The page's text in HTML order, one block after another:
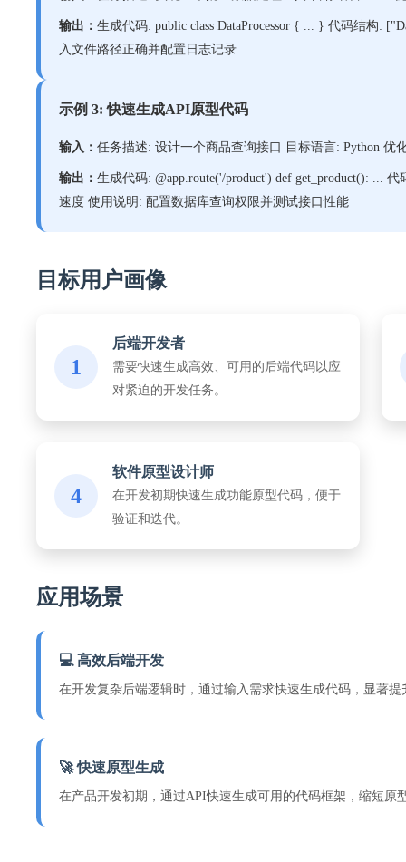
输出： 生成代码: public class DataProcessor { ... } 代码结构:
入文件路径正确并配置日志记录
示例 3: 快速生成API原型代码
输入： 任务描述: 设计一个商品查询接口 目标语言: Python 优
输出： 生成代码: @app.route('/product') def get_product(): ...
速度 使用说明: 配置数据库查询权限并测试接口性能
目标用户画像
1
后端开发者
需要快速生成高效、可用的后端代码以应
对紧迫的开发任务。
4
软件原型设计师
在开发初期快速生成功能原型代码，便于
验证和迭代。
应用场景
💻 高效后端开发
在开发复杂后端逻辑时，通过输入需求快速生成代码，显著提
🚀 快速原型生成
在产品开发初期，通过API快速生成可用的代码框架，缩短原